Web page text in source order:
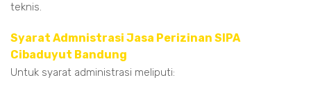
teknis.
Syarat Admnistrasi Jasa Perizinan SIPA
Cibaduyut Bandung
Untuk syarat administrasi meliputi: